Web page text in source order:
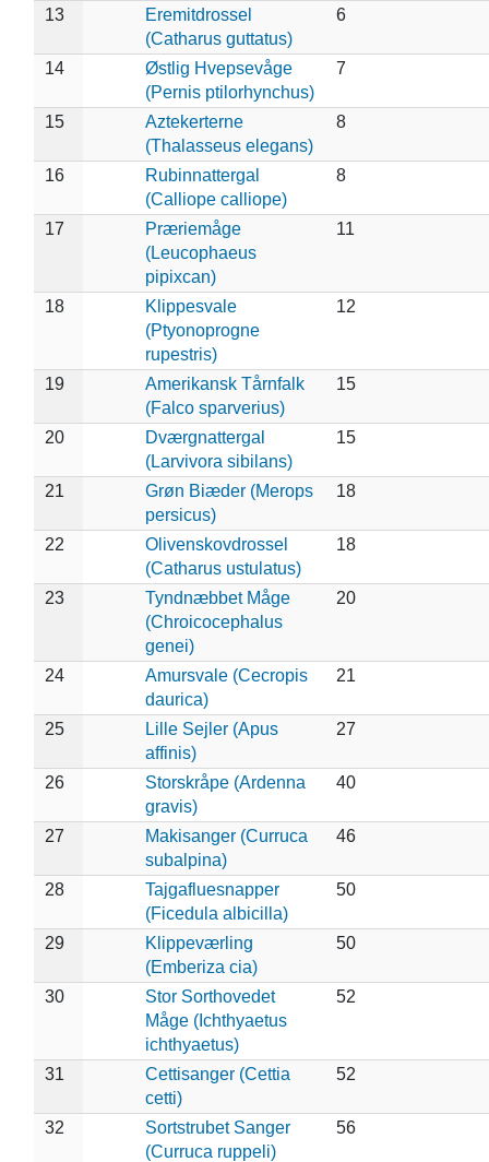
13
Eremitdrossel
(Catharus guttatus)
6
14
Østlig Hvepsevåge
(Pernis ptilorhynchus)
7
15
Aztekerterne
(Thalasseus elegans)
8
16
Rubinnattergal
(Calliope calliope)
8
17
Præriemåge
(Leucophaeus
pipixcan)
11
18
Klippesvale
(Ptyonoprogne
rupestris)
12
19
Amerikansk Tårnfalk
(Falco sparverius)
15
20
Dværgnattergal
(Larvivora sibilans)
15
21
Grøn Biæder (Merops
persicus)
18
22
Olivenskovdrossel
(Catharus ustulatus)
18
23
Tyndnæbbet Måge
(Chroicocephalus
genei)
20
24
Amursvale (Cecropis
daurica)
21
25
Lille Sejler (Apus
affinis)
27
26
Storskråpe (Ardenna
gravis)
40
27
Makisanger (Curruca
subalpina)
46
28
Tajgafluesnapper
(Ficedula albicilla)
50
29
Klippeværling
(Emberiza cia)
50
30
Stor Sorthovedet
Måge (Ichthyaetus
ichthyaetus)
52
31
Cettisanger (Cettia
cetti)
52
32
Sortstrubet Sanger
(Curruca ruppeli)
56